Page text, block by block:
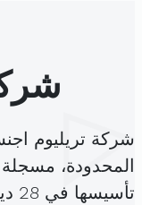
شركة تريليوم
المحدودة،
تأسيسها في 28 ديسمبر 2020 برأس مال قدره